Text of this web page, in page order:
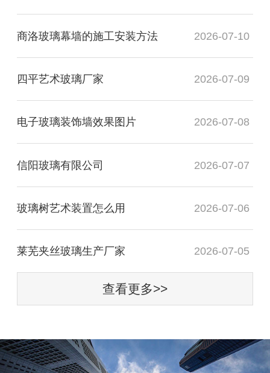
商洛玻璃幕墙的施工安装方法 2026-07-10
四平艺术玻璃厂家 2026-07-09
电子玻璃装饰墙效果图片 2026-07-08
信阳玻璃有限公司 2026-07-07
玻璃树艺术装置怎么用 2026-07-06
莱芜夹丝玻璃生产厂家 2026-07-05
查看更多>>